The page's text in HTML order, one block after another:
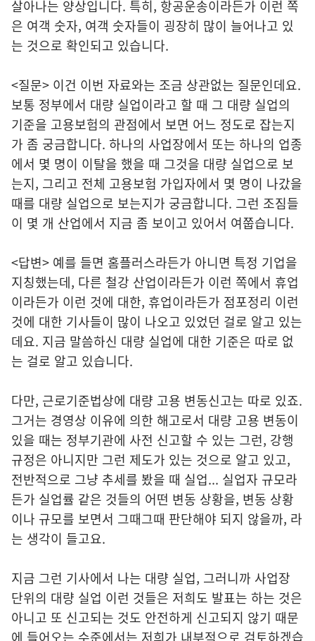
살아나는 양상입니다. 특히, 항공운송이라든가 이런 쪽
은 여객 숫자, 여객 숫자들이 굉장히 많이 늘어나고 있
는 것으로 확인되고 있습니다.
<질문> 이건 이번 자료와는 조금 상관없는 질문인데요.
보통 정부에서 대량 실업이라고 할 때 그 대량 실업의
기준을 고용보험의 관점에서 보면 어느 정도로 잡는지
가 좀 궁금합니다. 하나의 사업장에서 또는 하나의 업종
에서 몇 명이 이탈을 했을 때 그것을 대량 실업으로 보
는지, 그리고 전체 고용보험 가입자에서 몇 명이 나갔을
때를 대량 실업으로 보는지가 궁금합니다. 그런 조짐들
이 몇 개 산업에서 지금 좀 보이고 있어서 여쭙습니다.
<답변> 예를 들면 홈플러스라든가 아니면 특정 기업을
지칭했는데, 다른 철강 산업이라든가 이런 쪽에서 휴업
이라든가 이런 것에 대한, 휴업이라든가 점포정리 이런
것에 대한 기사들이 많이 나오고 있었던 걸로 알고 있는
데요. 지금 말씀하신 대량 실업에 대한 기준은 따로 없
는 걸로 알고 있습니다.
다만, 근로기준법상에 대량 고용 변동신고는 따로 있죠.
그거는 경영상 이유에 의한 해고로서 대량 고용 변동이
있을 때는 정부기관에 사전 신고할 수 있는 그런, 강행
규정은 아니지만 그런 제도가 있는 것으로 알고 있고,
전반적으로 그냥 추세를 봤을 때 실업... 실업자 규모라
든가 실업률 같은 것들의 어떤 변동 상황을, 변동 상황
이나 규모를 보면서 그때그때 판단해야 되지 않을까, 라
는 생각이 들고요.
지금 그런 기사에서 나는 대량 실업, 그러니까 사업장
단위의 대량 실업 이런 것들은 저희도 발표는 하는 것은
아니고 또 신고되는 것도 안전하게 신고되지 않기 때문
에 들어오는 수준에서는 저희가 내부적으로 검토하겠습